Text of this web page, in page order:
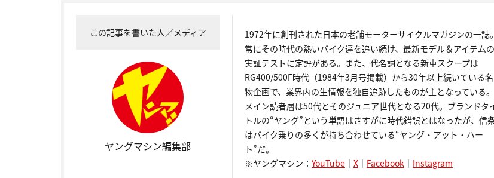
この記事を書いた人／メディア
ヤングマシン編集部
1972年に創刊された日本の老舗モーターサイクルマガジンの一誌。
常にその時代の熱いバイク達を追い続け、最新モデル＆アイテムの
実証テストに定評がある。また、代名詞となる新車スクープは
RG400/500Γ時代（1984年3月号掲載）から30年以上続いている名
物企画で、業界内の生情報を独自追跡したものが主となっている。
メイン読者層は50代とそのジュニア世代となる20代。ブランドタ
トルの“ヤング”という単語はさすがに時代錯誤とはなったが、信
はバイク乗りの多くが持ち合わせている“ヤング・アット・ハー
ト”だ。
※ヤングマシン： YouTube｜ X｜ Facebook｜ Instagram